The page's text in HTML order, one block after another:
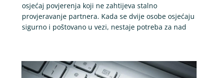
osjećaj povjerenja koji ne zahtijeva stalno
provjeravanje partnera. Kada se dvije osobe osjećaju
sigurno i poštovano u vezi, nestaje potreba za nad